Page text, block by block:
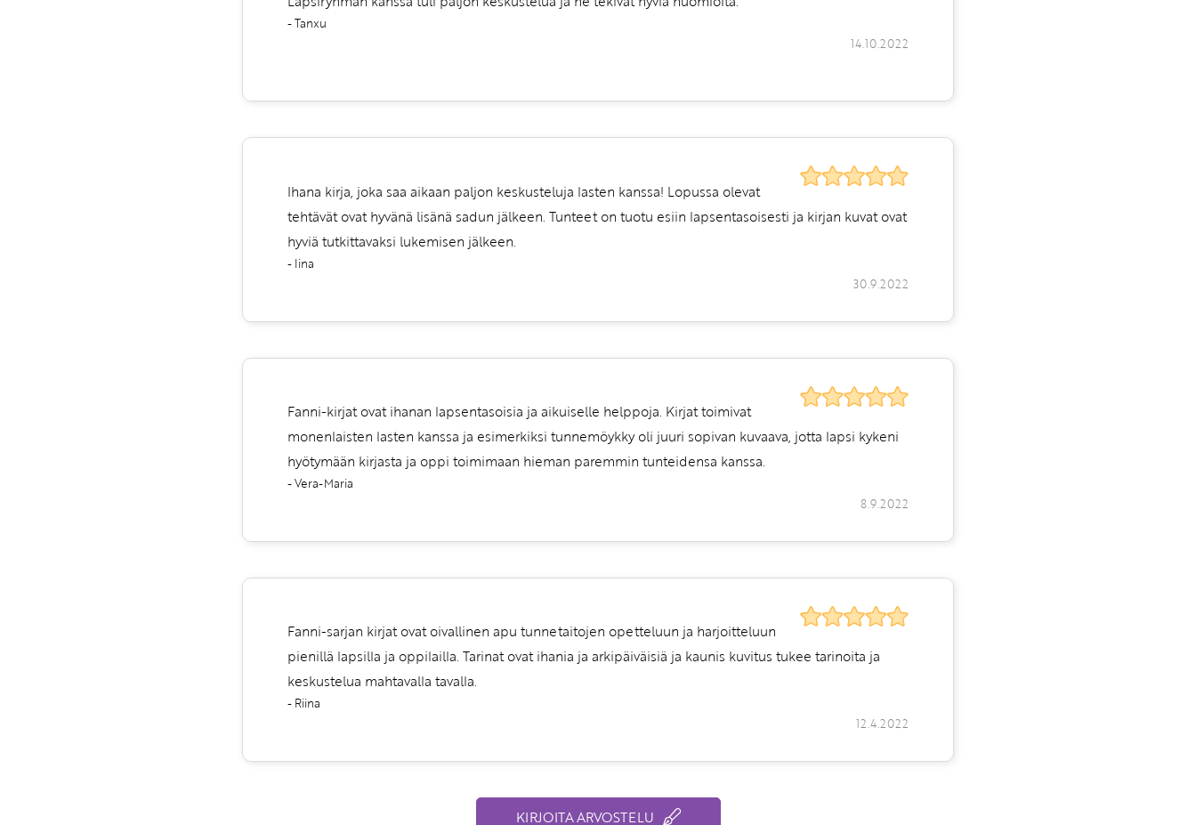
- Tanxu
14.10.2022
Ihana kirja, joka saa aikaan paljon keskusteluja lasten kanssa! Lopussa olevat
tehtävät ovat hyvänä lisänä sadun jälkeen. Tunteet on tuotu esiin lapsentasoisesti ja kirjan kuvat ovat
hyviä tutkittavaksi lukemisen jälkeen.
- Iina
30.9.2022
Fanni-kirjat ovat ihanan lapsentasoisia ja aikuiselle helppoja. Kirjat toimivat
monenlaisten lasten kanssa ja esimerkiksi tunnemöykky oli juuri sopivan kuvaava, jotta lapsi kykeni
hyötymään kirjasta ja oppi toimimaan hieman paremmin tunteidensa kanssa.
- Vera-Maria
8.9.2022
Fanni-sarjan kirjat ovat oivallinen apu tunnetaitojen opetteluun ja harjoitteluun
pienillä lapsilla ja oppilailla. Tarinat ovat ihania ja arkipäiväisiä ja kaunis kuvitus tukee tarinoita ja
keskustelua mahtavalla tavalla.
- Riina
12.4.2022
KIRJOITA ARVOSTELU